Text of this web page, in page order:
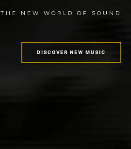
THE NEW WORLD OF SOUND
DISCOVER NEW MUSIC